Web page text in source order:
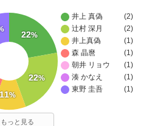
井上 真偽
(2)
辻村 深月
(2)
井上真偽
(1)
森 晶麿
(1)
朝井 リョウ
(1)
湊 かなえ
(1)
東野 圭吾
(1)
22%
22%
11%
もっと見る